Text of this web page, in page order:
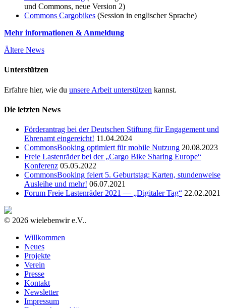
und Commons, neue Version 2)
Commons Cargobikes (Session in englischer Sprache)
Mehr informationen & Anmeldung
Ältere News
Unterstützen
Erfahre hier, wie du unsere Arbeit unterstützen kannst.
Die letzten News
Förderantrag bei der Deutschen Stiftung für Engagement und
Ehrenamt eingereicht! 11.04.2024
CommonsBooking optimiert für mobile Nutzung 20.08.2023
Freie Lastenräder bei der „Cargo Bike Sharing Europe“
Konferenz 05.05.2022
CommonsBooking feiert 5. Geburtstag: Karten, stundenweise
Ausleihe und mehr! 06.07.2021
Forum Freie Lastenräder 2021 — „Digitaler Tag“ 22.02.2021
© 2026 wielebenwir e.V..
Willkommen
Neues
Projekte
Verein
Presse
Kontakt
Newsletter
Impressum